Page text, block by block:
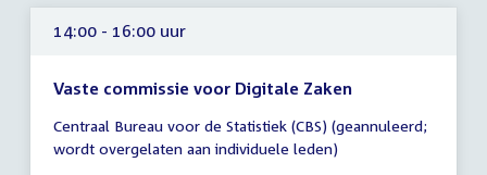
14:00 - 16:00 uur
Vaste commissie voor Digitale Zaken
vergadering
14:00
Centraal Bureau voor de Statistiek (CBS) (geannuleerd;
wordt overgelaten aan individuele leden)